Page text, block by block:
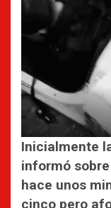
Inicialmente
informó
hace unos
cinco pero